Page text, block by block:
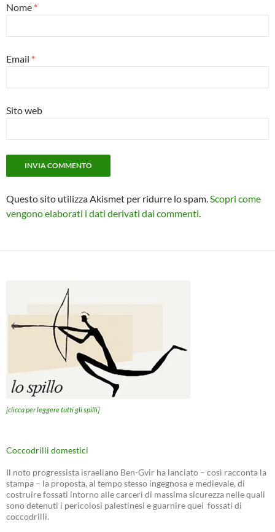
Nome *
Email *
Sito web
Questo sito utilizza Akismet per ridurre lo spam. Scopri come
vengono elaborati i dati derivati dai commenti
[clicca per leggere tutti gli spilli]
Coccodrilli domestici
Il noto progressista israeliano Ben-Gvir ha lanciato – così racconta la
stampa – la proposta, al tempo stesso ingegnosa e medievale, di
costruire fossati intorno alle carceri di massima sicurezza nelle quali
sono detenuti i pericolosi palestinesi e guarnire quei fossati di
coccodrilli.